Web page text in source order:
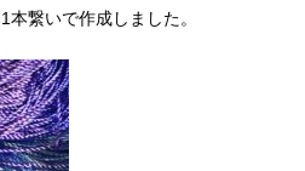
繋いで作成しました。